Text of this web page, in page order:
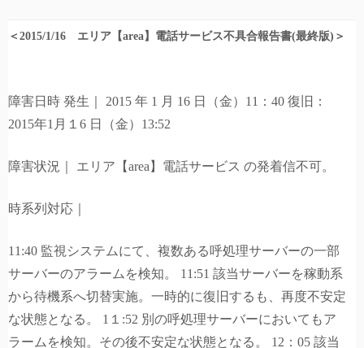
＜2015/1/16 エリア【area】電話サービス不具合報告書(最終版)＞
障害日時 発生｜ 2015 年 1 月 16 日（金）11：40 復旧：
2015年1月１6 日（金）13:52
障害状況｜ エリア【area】電話サービス の発着信不可。
時系列対応｜
11:40 監視システムにて、複数ある呼処理サーバーの一部
サーバーのアラームを検知。 11:51 該当サーバーを稼動系
から待機系へ切替実施。一時的に復旧するも、再度不安定
な状態となる。 1１:52 別の呼処理サーバーにおいてもア
ラームを検知。その後不安定な状態となる。 12：05 該当